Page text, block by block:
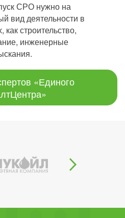
СРО нужно на
вид деятельности в
как строительство,
инженерные
«Единого